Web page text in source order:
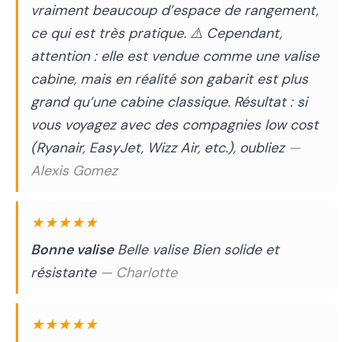
vraiment beaucoup d’espace de rangement,
ce qui est très pratique. ⚠️ Cependant,
attention : elle est vendue comme une valise
cabine, mais en réalité son gabarit est plus
grand qu’une cabine classique. Résultat : si
vous voyagez avec des compagnies low cost
(Ryanair, EasyJet, Wizz Air, etc.), oubliez —
Alexis Gomez
★★★★★
Bonne valiseBelle valise Bien solide et
résistante — Charlotte
★★★★★